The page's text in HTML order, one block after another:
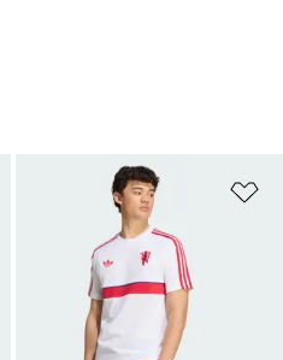
Tambahkan ke Wishlist